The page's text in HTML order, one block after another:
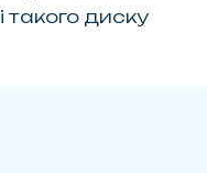
такого диску